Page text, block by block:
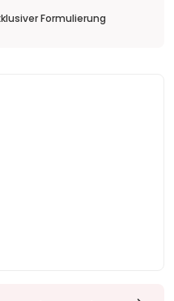
Formulierung